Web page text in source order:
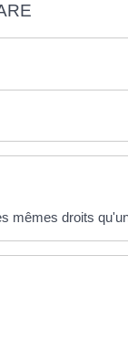
mêmes droits